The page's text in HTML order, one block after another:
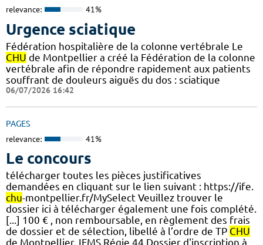
relevance: 41%
Urgence sciatique
Fédération hospitalière de la colonne vertébrale Le
CHU de Montpellier a créé la Fédération de la colonne
vertébrale afin de répondre rapidement aux patients
souffrant de douleurs aiguës du dos : sciatique
06/07/2026 16:42
PAGES
relevance: 41%
Le concours
télécharger toutes les pièces justificatives
demandées en cliquant sur le lien suivant : https://ife.
chu-montpellier.fr/MySelect Veuillez trouver le
dossier ici à télécharger également une fois complété.
[...] 100 € , non remboursable, en règlement des frais
de dossier et de sélection, libellé à l’ordre de TP CHU
de Montpellier, IFMS Régie 44 Dossier d'inscription à